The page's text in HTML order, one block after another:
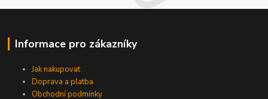
Informace pro zákazníky
Jak nakupovat
Doprava a platba
Obchodní podmínky